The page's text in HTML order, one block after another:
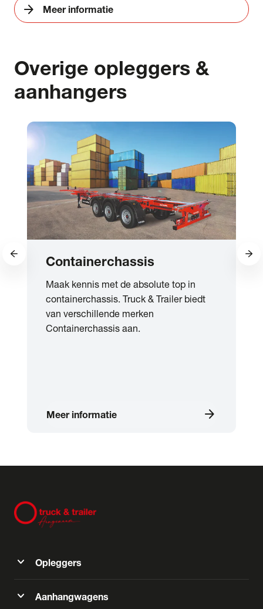
arrow_forward Meer informatie
Overige opleggers &
aanhangers
Containerchassis
Maak kennis met de absolute top in
containerchassis. Truck & Trailer biedt
van verschillende merken
Containerchassis aan.
arrow_forward
Meer informatie
expand_more Opleggers
expand_more Aanhangwagens